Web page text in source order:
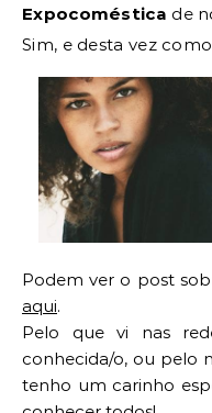
Expocoméstica de
Sim, e desta vez como
Podem ver o post
aqui.
Pelo que vi nas
conhecida/o, ou pelo
tenho um carinho